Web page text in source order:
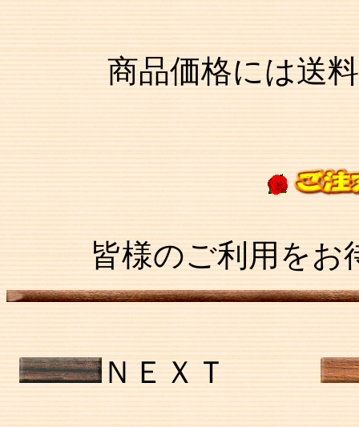
商品価格には送
皆様のご利用をお
ＮＥＸＴ